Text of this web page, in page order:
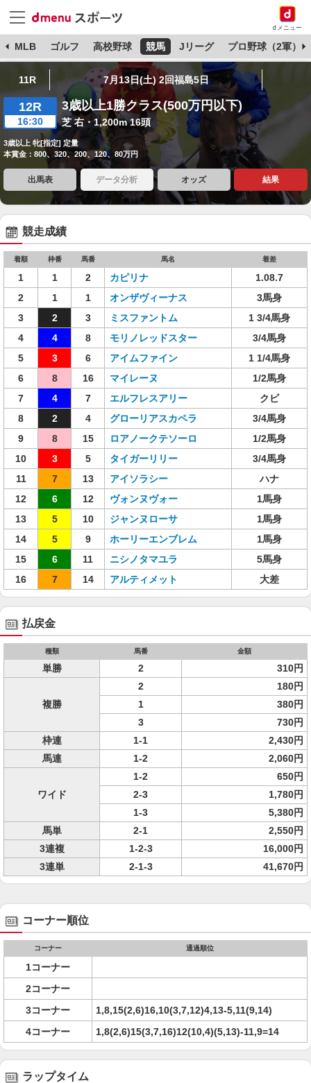
dメニュー
MLB ゴルフ 高校野球 競馬 Jリーグ プロ野球（2軍）
11R 7月13日(土) 2回福島5日
12R
16:30
3歳以上1勝クラス(500万円以下)
芝 右・1,200m 16頭
3歳以上 牝[指定] 定量
本賞金：800、320、200、120、80万円
出馬表 データ分析 オッズ 結果
競走成績
着順 枠番 馬番 馬名 着差
1 1 2 カピリナ
1.08.7
2
1 1 オンザヴィーナス
3馬身
3
2 3 ミスファントム
1 3/4馬身
4
4 8 モリノレッドスター
3/4馬身
5
3 6 アイムファイン
1 1/4馬身
6
8 16 マイレーヌ
1/2馬身
7
4 7 エルフレスアリー
クビ
8
2 4 グローリアスカペラ
3/4馬身
9
8 15 ロアノークテソーロ
1/2馬身
10
3 5 タイガーリリー
3/4馬身
11
7 13 アイソラシー
ハナ
12
6 12 ヴォンヌヴォー
1馬身
13
5 10 ジャンヌローサ
1馬身
14
5 9 ホーリーエンブレム
1馬身
15
6 11 ニシノタマユラ
5馬身
16
7 14 アルティメット 大差
払戻金
種類 馬番 金額
単勝 2 310円
複勝
2
180円
1
380円
3
730円
枠連
1-1
2,430円
馬連
1-2 2,060円
ワイド
1-2
650円
2-3
1,780円
1-3
5,380円
馬単
2-1
2,550円
3連複
1-2-3
16,000円
3連単
2-1-3 41,670円
コーナー順位
コーナー 通過順位
1コーナー
2コーナー
3コーナー
1,8,15(2,6)16,10(3,7,12)4,13-5,11(9,14)
4コーナー
1,8(2,6)15(3,7,16)12(10,4)(5,13)-11,9=14
ラップタイム